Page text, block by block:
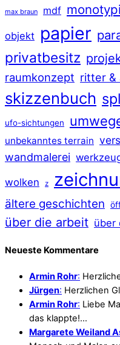
max braun mdf
objekt papier
privatbesitz
raumkonzept ritter &
skizzenbuch
ufo-sichtungen
unbekanntes terrain
wandmalerei
wolken z
ältere geschichten
über die arbeit über
Neueste Kommentare
Armin Rohr:
Jürgen: Herzlichen
Armin Rohr: Liebe
das klappte!…
Margarete Weiland